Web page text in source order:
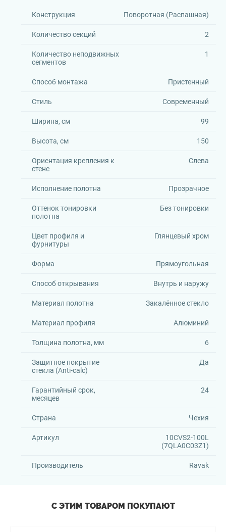
Конструкция Поворотная (Распашная)
Количество секций 2
Количество неподвижных
сегментов
1
Способ монтажа Пристенный
Стиль Современный
Ширина, см 99
Высота, см 150
Ориентация крепления к
стене
Слева
Исполнение полотна Прозрачное
Оттенок тонировки
полотна
Без тонировки
Цвет профиля и
фурнитуры
Глянцевый хром
Форма Прямоугольная
Способ открывания Внутрь и наружу
Материал полотна Закалённое стекло
Материал профиля Алюминий
Толщина полотна, мм 6
Защитное покрытие
стекла (Anti-calc)
Да
Гарантийный срок,
месяцев
24
Страна Чехия
Артикул
10CVS2-100L
(7QLA0C03Z1)
Производитель Ravak
С ЭТИМ ТОВАРОМ ПОКУПАЮТ